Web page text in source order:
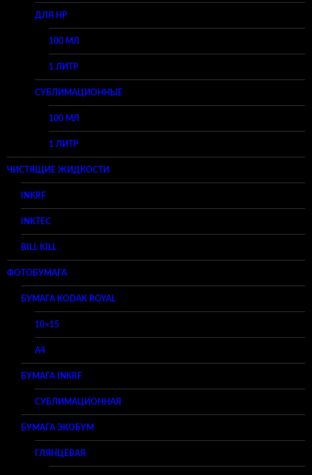
ДЛЯ HP
100 МЛ
1 ЛИТР
СУБЛИМАЦИОННЫЕ
100 МЛ
1 ЛИТР
ЧИСТЯЩИЕ ЖИДКОСТИ
INKRF
INKTEC
BILL KILL
ФОТОБУМАГА
БУМАГА KODAK ROYAL
10×15
A4
БУМАГА INKRF
СУБЛИМАЦИОННАЯ
БУМАГА ЭКОБУМ
ГЛЯНЦЕВАЯ